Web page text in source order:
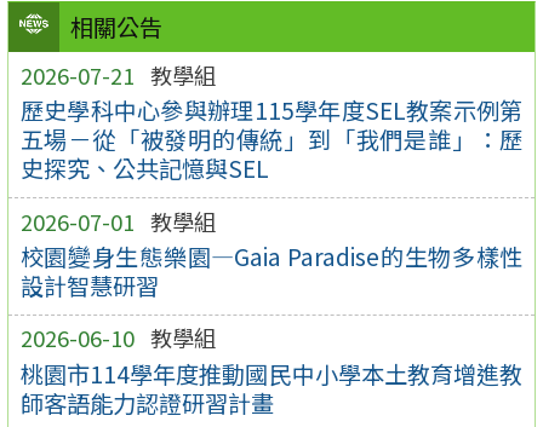
相關公告
2026-07-21 教學組
歷史學科中心參與辦理115學年度SEL教案示例第
五場－從「被發明的傳統」到「我們是誰」：歷
史探究、公共記憶與SEL
2026-07-01 教學組
校園變身生態樂園—Gaia Paradise的生物多樣性
設計智慧研習
2026-06-10 教學組
桃園市114學年度推動國民中小學本土教育增進教
師客語能力認證研習計畫